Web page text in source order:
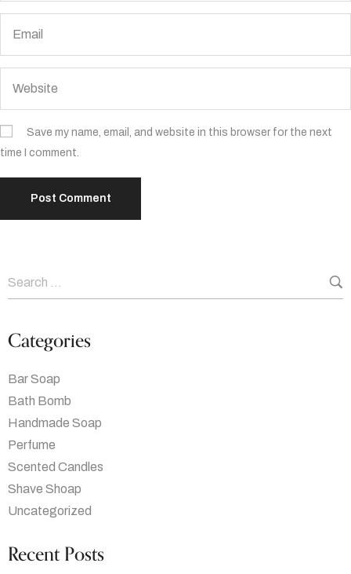
Save my name, email, and website in this browser for the next
time I comment.
Categories
Bar Soap
Bath Bomb
Handmade Soap
Perfume
Scented Candles
Shave Shoap
Uncategorized
Recent Posts